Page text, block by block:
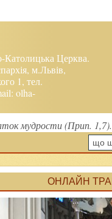
Католицька Церква.
м.Львів,
1, тел.
olha-
мудрости (Прип.
ОНЛАЙН